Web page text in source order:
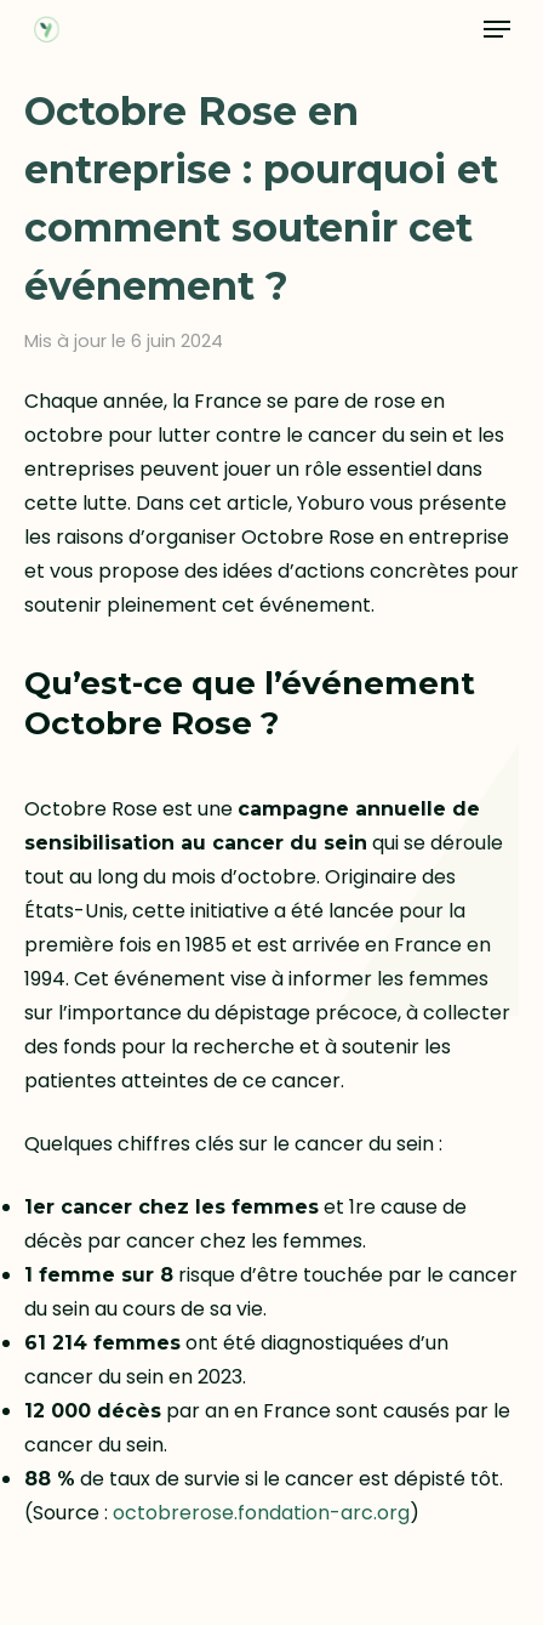
Skip
content
Menu
Octobre Rose en
entreprise : pourquoi et
comment soutenir cet
événement ?
Mis à jour le 6 juin 2024
Chaque année, la France se pare de rose en
octobre pour lutter contre le cancer du sein et les
entreprises peuvent jouer un rôle essentiel dans
cette lutte. Dans cet article, Yoburo vous présente
les raisons d’organiser Octobre Rose en entreprise
et vous propose des idées d’actions concrètes pour
soutenir pleinement cet événement.
Qu’est-ce que l’événement
Octobre Rose ?
Octobre Rose est une campagne annuelle de
sensibilisation au cancer du sein qui se déroule
tout au long du mois d’octobre. Originaire des
États-Unis, cette initiative a été lancée pour la
première fois en 1985 et est arrivée en France en
1994. Cet événement vise à informer les femmes
sur l’importance du dépistage précoce, à collecter
des fonds pour la recherche et à soutenir les
patientes atteintes de ce cancer.
Quelques chiffres clés sur le cancer du sein :
1er cancer chez les femmes et 1re cause de
décès par cancer chez les femmes.
1 femme sur 8 risque d’être touchée par le cancer
du sein au cours de sa vie.
61 214 femmes ont été diagnostiquées d’un
cancer du sein en 2023.
12 000 décès par an en France sont causés par le
cancer du sein.
88 % de taux de survie si le cancer est dépisté tôt.
(Source : octobrerose.fondation-arc.org)